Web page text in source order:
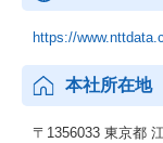
https://
本社所在地
〒1356033 東京都